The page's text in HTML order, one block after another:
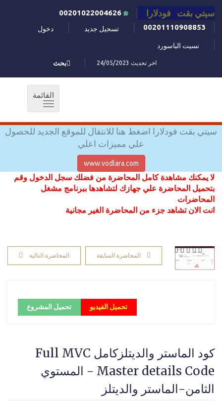
سيتي بقت فودلارا
00201110908853
تسجيل جديد دخول
نسيت الباسورد
اخر تحديث 24/05/2023 بحث
القائمة
Toggle
سيتي بقت فودلارا اضغط هنا للانتقال للموقع الجديد للحصول
علي مميزات اعلي
www.vodlara.com
لا يمكنك مشاهدة كامل المحاضرة من فضلك سجل الدخول وقم
بتحميل المحاضرة علي جهازك لتشاهدها ببرنامج مشغل
المحاضرات
انت الان تشاهد جزء من المحاضرة الغير مجانية
المحاضرة السابقة المحاضرة التالية
تحميل المشروع تحميل الفيديو
كود الماستر والديتلزكامل Full MVC
Master details Code - المستوي
الثامن-الماستر والديتلز